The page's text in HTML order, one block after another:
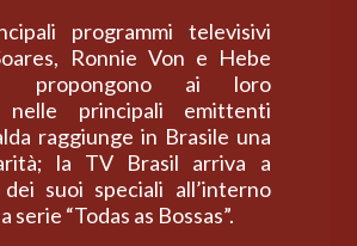
programmi televisivi
Ronnie Von e Hebe
propongono ai loro
nelle principali emittenti
raggiunge in Brasile una
la TV Brasil arriva a
suoi speciali all’interno
serie “Todas as Bossas”.